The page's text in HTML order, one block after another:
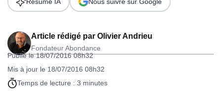
Article rédigé par Olivier Andrieu
Fondateur Abondance
Publié le 18/07/2016 08h32
Mis à jour le 18/07/2016 08h32
Temps de lecture : 3 minutes